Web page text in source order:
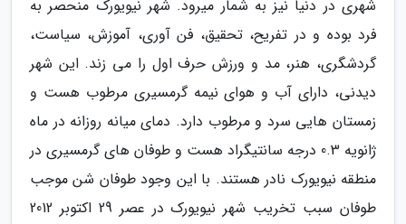
شهری در دنیا نیز به شمار میرود. شهر نیویورک منحصر به
فرد بوده و در تفریح، تحقیق، فن آوری، آموزش، سیاست،
گردشگری، هنر، مد و ورزش حرف اول را می زند. این شهر
دیدنی، دارای آب و هوای نیمه گرمسیری مرطوب هست و
زمستان هایی سرد و مرطوب دارد. دمای میانه روزانه در ماه
ژانویه 0.3 درجه سانتیگراد هست و طوفان های گرمسیری در
منطقه نیویورک نادر هستند. با این وجود طوفان شن موجب
طوفان سبب تخریب شهر نیویورک در عصر 29 اکتوبر 2012